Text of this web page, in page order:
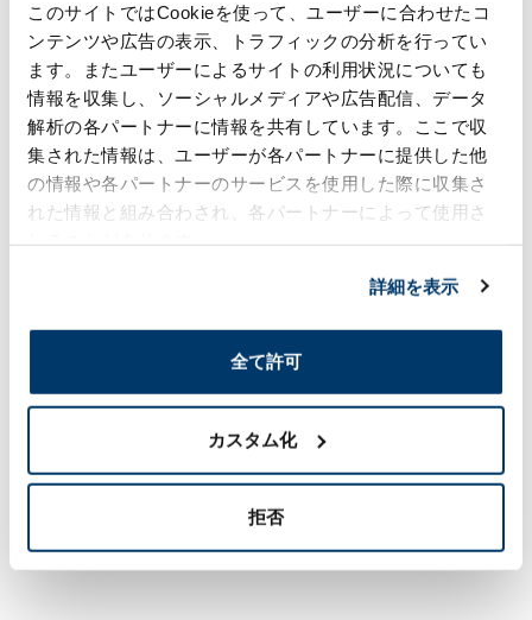
このサイトではCookieを使って、ユーザーに合わせたコ
ンテンツや広告の表示、トラフィックの分析を行ってい
ます。またユーザーによるサイトの利用状況についても
情報を収集し、ソーシャルメディアや広告配信、データ
解析の各パートナーに情報を共有しています。ここで収
集された情報は、ユーザーが各パートナーに提供した他
の情報や各パートナーのサービスを使用した際に収集さ
れた情報と組み合わされ、各パートナーによって使用さ
詳細を表示
全て許可
カスタム化
拒否
Access map
Inquiries about Resin-treated product
business